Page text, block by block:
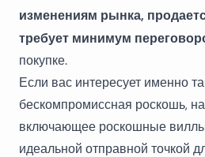
изменениям рынка,
требует минимум
покупке.
Если вас интересует именно
бескомпромиссная роскошь,
включающее роскошные
идеальной отправной точкой